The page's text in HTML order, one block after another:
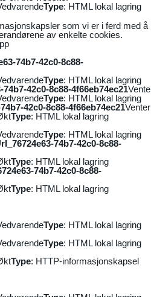
Type: HTML lokal lagring
som vi er i ferd med å
av enkelte cookies.
74b7-42c0-8c88-
Type: HTML lokal lagring
42c0-8c88-4f66eb74ec21
Type: HTML lokal lagring
42c0-8c88-4f66eb74ec21Venter
Type: HTML lokal lagring
Type: HTML lokal lagring
74b7-42c0-8c88-
Type: HTML lokal lagring
74b7-42c0-8c88-
Type: HTML lokal lagring
Type: HTML lokal lagring
Type: HTML lokal lagring
Type: HTTP-informasjonskapsel